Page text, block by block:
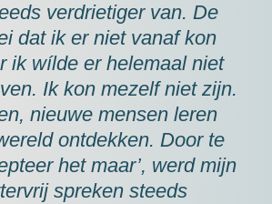
verdrietiger van. De
dat ik er niet vanaf kon
ik wílde er helemaal niet
Ik kon mezelf niet zijn.
nieuwe mensen leren
ontdekken. Door te
het maar’, werd mijn
spreken steeds